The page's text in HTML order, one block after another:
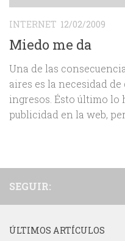
INTERNET 12/02/2009
Miedo me da
Una de las
aires es la necesidad
ingresos. Ésto último
publicidad en la web,
SEGUIR:
ÚLTIMOS ARTÍCULOS